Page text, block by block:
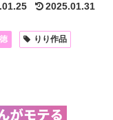
2025.01.31
りり作品